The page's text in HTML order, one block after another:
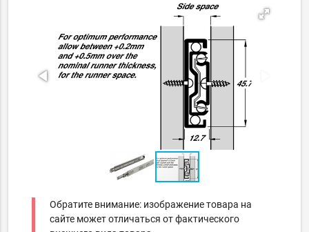
Обратите внимание: изображение товара на
сайте может отличаться от фактического